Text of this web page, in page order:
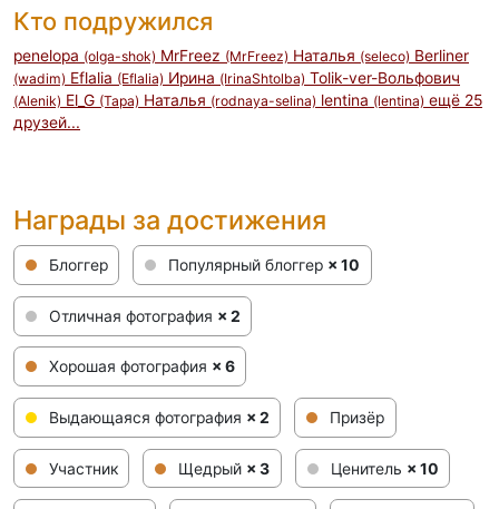
Кто подружился
penelopa (olga-shok) MrFreez (MrFreez) Наталья (seleco) Berliner
(wadim) Eflalia (Eflalia) Ирина (IrinaShtolba) Tolik-ver-Вольфович
(Alenik) El_G (Tapa) Наталья (rodnaya-selina) lentina (lentina) ещё 25
друзей...
Награды за достижения
Блоггер Популярный блоггер × 10
Отличная фотография × 2
Хорошая фотография × 6
Выдающаяся фотография × 2 Призёр
Участник Щедрый × 3 Ценитель × 10